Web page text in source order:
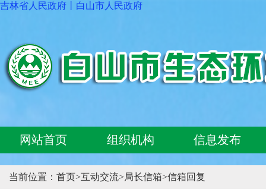
吉林省人民政府 白山市人民政府
网站首页 组织机构 信息发布
当前位置： 首页>互动交流>局长信箱>信箱回复